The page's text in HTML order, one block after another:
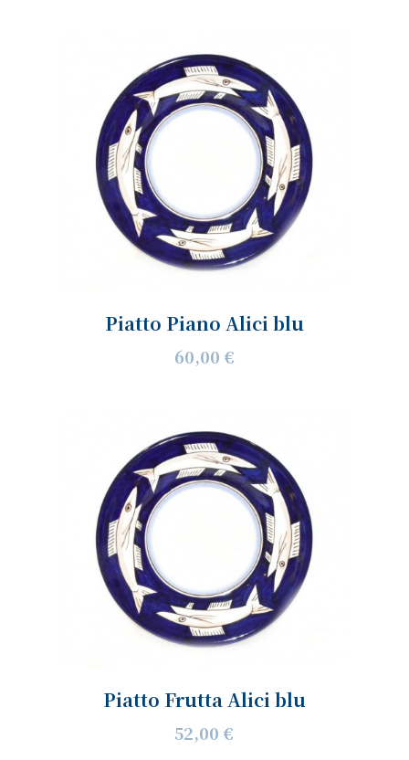
Piatto Piano Alici blu
60,00 €
Piatto Frutta Alici blu
52,00 €